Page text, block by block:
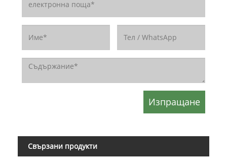
Свързани продукти